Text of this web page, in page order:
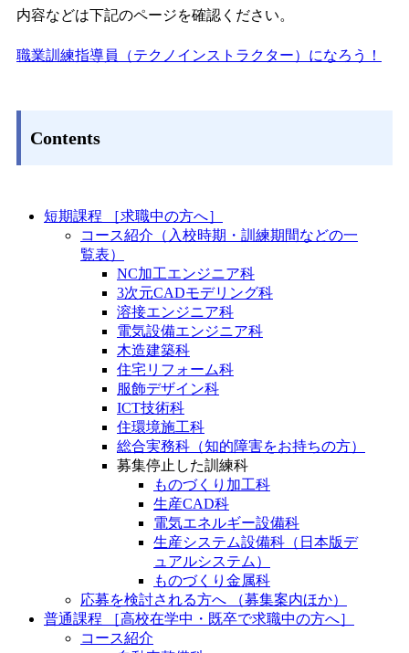
内容などは下記のページを確認ください。
職業訓練指導員（テクノインストラクター）になろう！
Contents
短期課程 ［求職中の方へ］
コース紹介（入校時期・訓練期間などの一
覧表）
NC加工エンジニア科
3次元CADモデリング科
溶接エンジニア科
電気設備エンジニア科
木造建築科
住宅リフォーム科
服飾デザイン科
ICT技術科
住環境施工科
総合実務科（知的障害をお持ちの方）
募集停止した訓練科
ものづくり加工科
生産CAD科
電気エネルギー設備科
生産システム設備科（日本版デ
ュアルシステム）
ものづくり金属科
応募を検討される方へ （募集案内ほか）
普通課程 ［高校在学中・既卒で求職中の方へ］
コース紹介